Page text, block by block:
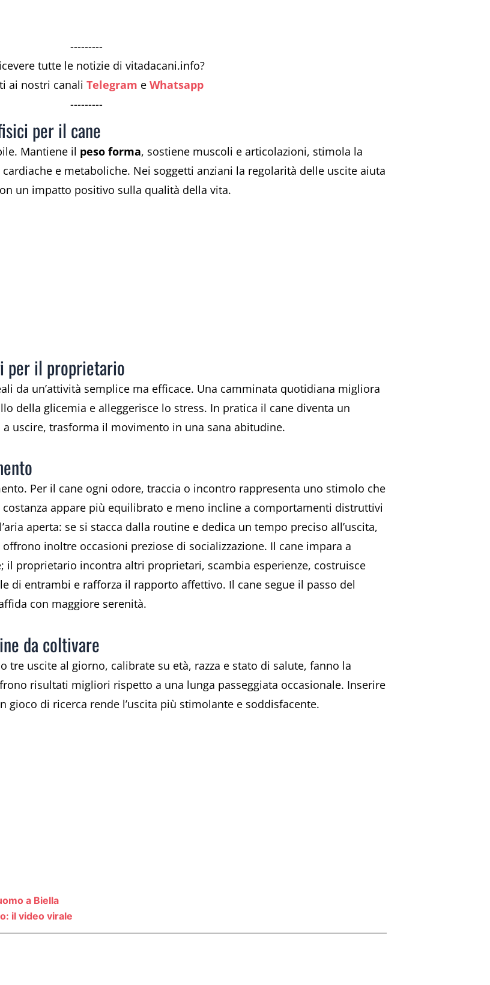
---------
tutte le notizie di vitadacani.info?
ai nostri canali Telegram e Whatsapp
---------
per il cane
Mantiene il peso forma, sostiene muscoli e articolazioni, stimola la
e metaboliche. Nei soggetti anziani la regolarità delle uscite aiuta
un impatto positivo sulla qualità della vita.
per il proprietario
da un’attività semplice ma efficace. Una camminata quotidiana migliora
della glicemia e alleggerisce lo stress. In pratica il cane diventa un
uscire, trasforma il movimento in una sana abitudine.
Per il cane ogni odore, traccia o incontro rappresenta uno stimolo che
costanza appare più equilibrato e meno incline a comportamenti distruttivi
aperta: se si stacca dalla routine e dedica un tempo preciso all’uscita,
inoltre occasioni preziose di socializzazione. Il cane impara a
proprietario incontra altri proprietari, scambia esperienze, costruisce
di entrambi e rafforza il rapporto affettivo. Il cane segue il passo del
con maggiore serenità.
da coltivare
tre uscite al giorno, calibrate su età, razza e stato di salute, fanno la
risultati migliori rispetto a una lunga passeggiata occasionale. Inserire
gioco di ricerca rende l’uscita più stimolante e soddisfacente.
a Biella
il video virale